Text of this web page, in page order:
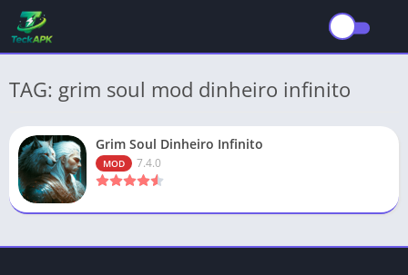
TAG: grim soul mod dinheiro infinito
Grim Soul Dinheiro Infinito
MOD 7.4.0